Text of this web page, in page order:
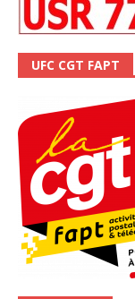
UFC CGT FAPT